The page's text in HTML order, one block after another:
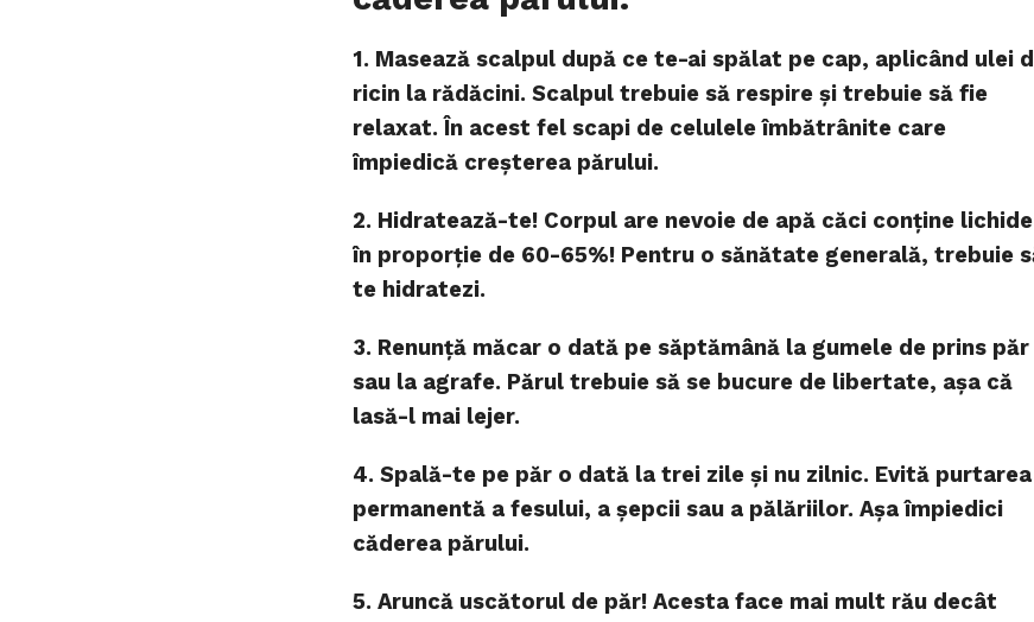
1. Masează scalpul după ce te-ai spălat pe cap, aplicând ulei
ricin la rădăcini. Scalpul trebuie să respire și trebuie să fie
relaxat. În acest fel scapi de celulele îmbătrânite care
împiedică creșterea părului.
2. Hidratează-te! Corpul are nevoie de apă căci conține lichide
în proporție de 60-65%! Pentru o sănătate generală, trebuie
te hidratezi.
3. Renunță măcar o dată pe săptămână la gumele de prins păr
sau la agrafe. Părul trebuie să se bucure de libertate, așa că
lasă-l mai lejer.
4. Spală-te pe păr o dată la trei zile și nu zilnic. Evită purtarea
permanentă a fesului, a șepcii sau a pălăriilor. Așa împiedici
căderea părului.
5. Aruncă uscătorul de păr! Acesta face mai mult rău decât